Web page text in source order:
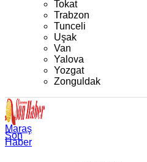
Tokat
Trabzon
Tunceli
Uşak
Van
Yalova
Yozgat
Zonguldak
Maraş
Son
Haber